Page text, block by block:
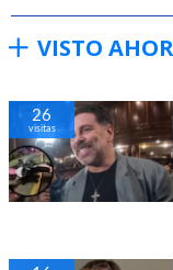
VISTO
27
visitas